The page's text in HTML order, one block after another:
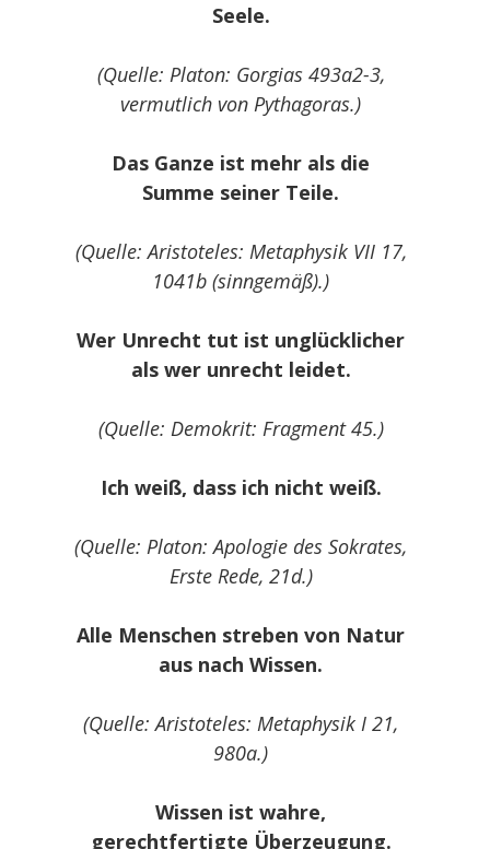
Seele.
(Quelle: Platon: Gorgias 493a2-3,
vermutlich von Pythagoras.)
Das Ganze ist mehr als die
Summe seiner Teile.
(Quelle: Aristoteles: Metaphysik VII 17,
1041b (sinngemäß).)
Wer Unrecht tut ist unglücklicher
als wer unrecht leidet.
(Quelle: Demokrit: Fragment 45.)
Ich weiß, dass ich nicht weiß.
(Quelle: Platon: Apologie des Sokrates,
Erste Rede, 21d.)
Alle Menschen streben von Natur
aus nach Wissen.
(Quelle: Aristoteles: Metaphysik I 21,
980a.)
Wissen ist wahre,
gerechtfertigte Überzeugung.